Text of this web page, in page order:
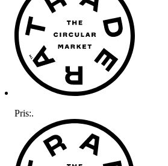
Pris:.